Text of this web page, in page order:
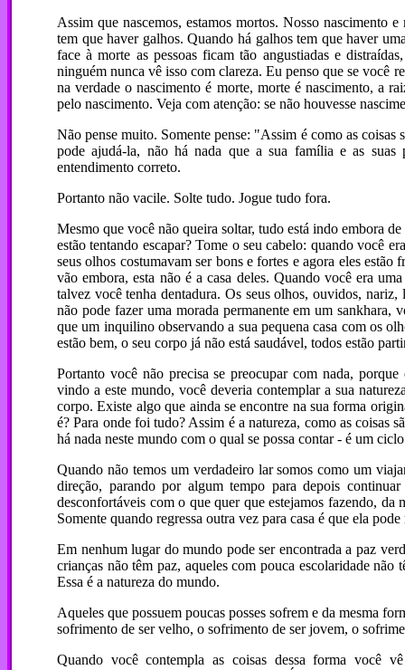
Assim que nascemos, estamos mortos. Nosso nascimento
tem que haver galhos. Quando há galhos tem que haver
face à morte as pessoas ficam tão angustiadas e
ninguém nunca vê isso com clareza. Eu penso que se você
na verdade o nascimento é morte, morte é nascimento, a
pelo nascimento. Veja com atenção: se não houvesse
Não pense muito. Somente pense: "Assim é como as
pode ajudá-la, não há nada que a sua família e as
entendimento correto.
Portanto não vacile. Solte tudo. Jogue tudo fora.
Mesmo que você não queira soltar, tudo está indo embora
estão tentando escapar? Tome o seu cabelo: quando você
seus olhos costumavam ser bons e fortes e agora eles
vão embora, esta não é a casa deles. Quando você era
talvez você tenha dentadura. Os seus olhos, ouvidos,
não pode fazer uma morada permanente em um
que um inquilino observando a sua pequena casa com os
estão bem, o seu corpo já não está saudável, todos estão
Portanto você não precisa se preocupar com nada,
vindo a este mundo, você deveria contemplar a sua
corpo. Existe algo que ainda se encontre na sua forma
é? Para onde foi tudo? Assim é a natureza, como as coisas
há nada neste mundo com o qual se possa contar - é um
Quando não temos um verdadeiro lar somos como um
direção, parando por algum tempo para depois
desconfortáveis com o que quer que estejamos fazendo,
Somente quando regressa outra vez para casa é que ela
Em nenhum lugar do mundo pode ser encontrada a paz
crianças não têm paz, aqueles com pouca escolaridade
Essa é a natureza do mundo.
Aqueles que possuem poucas posses sofrem e da mesma
sofrimento de ser velho, o sofrimento de ser jovem, o
Quando você contempla as coisas dessa forma você